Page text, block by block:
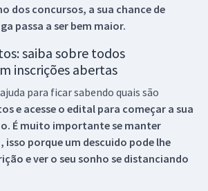
dos concursos, a sua chance de
passa a ser bem maior.
saiba sobre todos
inscrições abertas
para ficar sabendo quais são
e acesse o edital para começar a sua
É muito importante se manter
porque um descuido pode lhe
e ver o seu sonho se distanciando